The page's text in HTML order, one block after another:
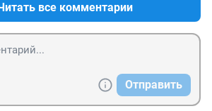
все комментарии
Отправить